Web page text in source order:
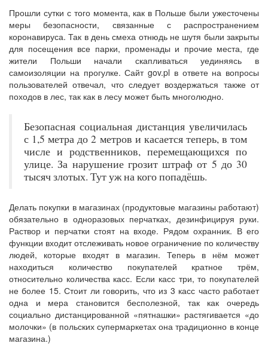
Прошли сутки с того момента, как в Польше были ужесточены
меры безопасности, связанные с распространением
коронавируса. Так в день смеха отнюдь не шутя были закрыты
для посещения все парки, променады и прочие места, где
жители Польши начали скапливаться уединяясь в
самоизоляции на прогулке. Сайт gov.pl в ответе на вопросы
пользователей отвечал, что следует воздержаться также от
походов в лес, так как в лесу может быть многолюдно.
Безопасная социальная дистанция увеличилась
с 1,5 метра до 2 метров и касается теперь, в том
числе и родственников, перемещающихся по
улице. За нарушение грозит штраф от 5 до 30
тысяч злотых. Тут уж на кого попадёшь.
Делать покупки в магазинах (продуктовые магазины работают)
обязательно в одноразовых перчатках, дезинфицируя руки.
Раствор и перчатки стоят на входе. Рядом охранник. В его
функции входит отслеживать новое ограничение по количеству
людей, которые входят в магазин. Теперь в нём может
находиться количество покупателей кратное трём,
относительно количества касс. Если касс три, то покупателей
не более 15. Стоит ли говорить, что из 3 касс часто работает
одна и мера становится бесполезной, так как очередь
социально дистанцированной «пятнашки» растягивается «до
молочки» (в польских супермаркетах она традиционно в конце
магазина.)